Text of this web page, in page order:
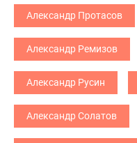
Александр Протасов
Александр Ремизов
Александр Русин
Александр Солатов